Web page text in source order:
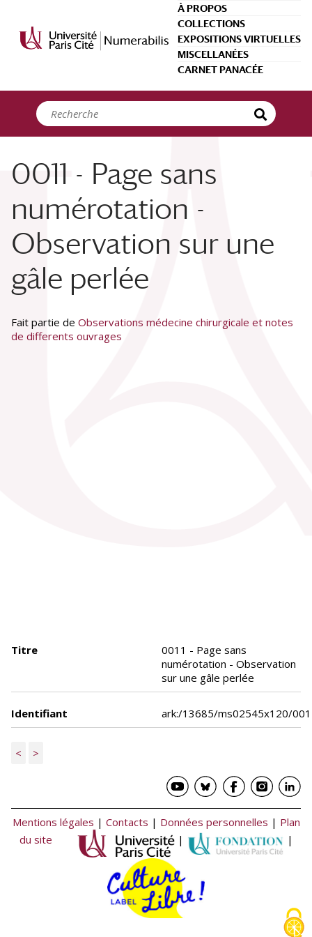
À PROPOS
COLLECTIONS
EXPOSITIONS VIRTUELLES
MISCELLANÉES
CARNET PANACÉE
0011 - Page sans
numérotation -
Observation sur une
gâle perlée
Fait partie de Observations médecine chirurgicale et notes
de differents ouvrages
Titre
0011 - Page sans
numérotation - Observation
sur une gâle perlée
Identifiant ark:/13685/ms02545x120/
< >
Mentions légales | Contacts | Données personnelles | Plan
du site
| |